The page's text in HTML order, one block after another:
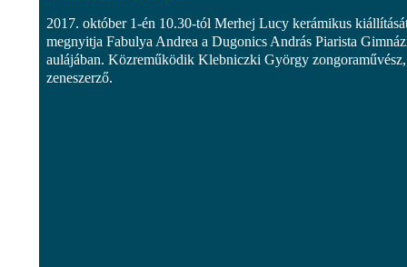
2017. október 1-én 10.30-tól Merhej Lucy kerámikus
megnyitja Fabulya Andrea a Dugonics András Piarista
aulájában. Közreműködik Klebniczki György zongoraművész,
zeneszerző.